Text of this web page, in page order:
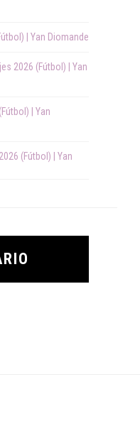
| Yan Diomande
2026 (Fútbol) | Yan
| Yan
(Fútbol) | Yan